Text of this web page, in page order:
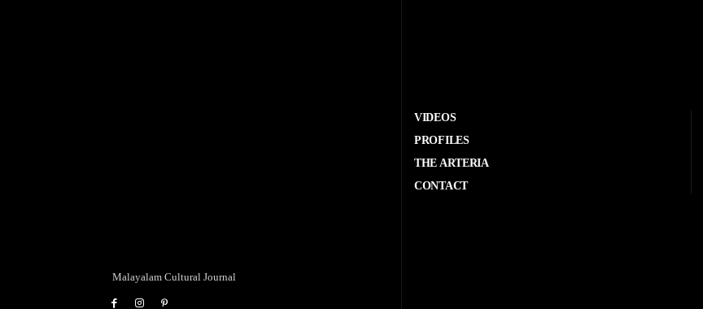
Malayalam Cultural Journal
VIDEOS
PROFILES
THE ARTERIA
CONTACT